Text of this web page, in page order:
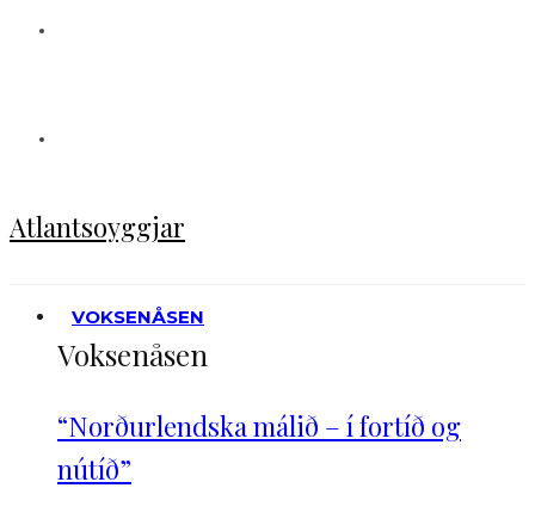
Atlantsoyggjar
VOKSENÅSEN
Voksenåsen
“Norðurlendska málið – í fortíð og
nútíð”